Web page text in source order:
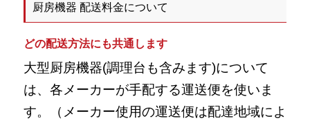
厨房機器 配送料金について
どの配送方法にも共通します
大型厨房機器(調理台も含みます)について
は、各メーカーが手配する運送便を使いま
す。（メーカー使用の運送便は配達地域によ